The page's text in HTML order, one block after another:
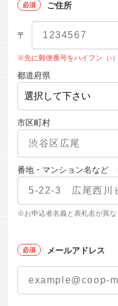
ご住所
〒
※先に郵便番号をハイフン（-
都道府県
市区町村
番地・マンション名など
※お申込者名義と表札名が異な
メールアドレス